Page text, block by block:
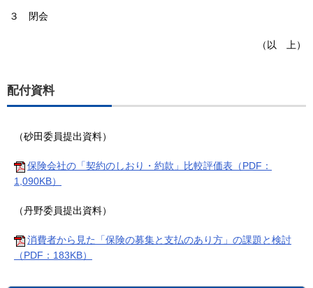
３ 閉会
（以 上）
配付資料
（砂田委員提出資料）
保険会社の「契約のしおり・約款」比較評価表（PDF：
1,090KB）
（丹野委員提出資料）
消費者から見た「保険の募集と支払のあり方」の課題と検討
（PDF：183KB）